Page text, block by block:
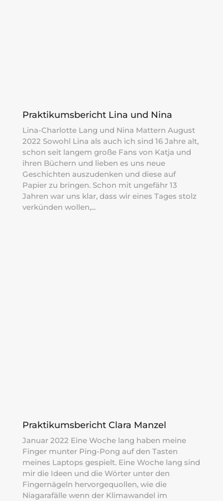
Praktikumsbericht Lina und Nina
Lina-Charlotte Lang und Nina Mattern August
2022 Sowohl Lina als auch ich sind 16 Jahre alt,
schon seit langem große Fans von Katja und
ihren Büchern und lieben es uns neue
Geschichten auszudenken und diese auf
Papier zu bringen. Schon mit ungefähr 13
Jahren war uns klar, dass wir eines Tages stolz
verkünden wollen,...
Praktikumsbericht Clara Manzel
Januar 2022 Eine Woche lang haben meine
Finger munter Ping-Pong auf den Tasten
meines Laptops gespielt. Eine Woche lang sind
mir die Ideen und die Wörter unter den
Fingernägeln hervorgequollen, wie die
Niagarafälle wenn der Klimawandel im